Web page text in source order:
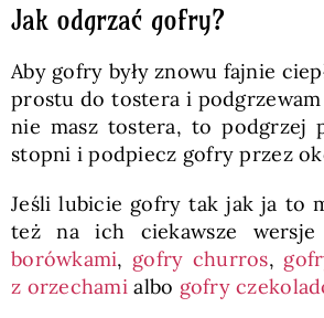
Jak odgrzać gofry?
Aby gofry były znowu fajnie
prostu do tostera i
nie masz tostera, to podgrzej
stopni i podpiecz gofry przez
Jeśli lubicie gofry tak jak ja to
też na ich ciekawsze
borówkami, gofry churros,
z orzechamialbo gofry